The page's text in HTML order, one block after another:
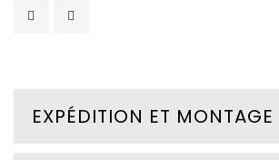
EXPÉDITION ET MONTAGE